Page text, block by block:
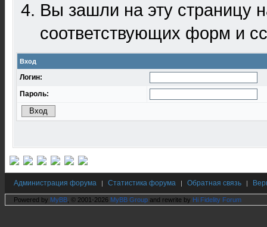
Вы зашли на эту
соответствующих форм и
Вход
Логин:
Пароль:
Администрация форума | Статистика форума | Обратная связь |
Powered by MyBB , © 2001-2026 MyBB Group and rewrite by Hi Fidelity Forum